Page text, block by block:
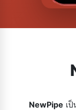
NewPipe เ